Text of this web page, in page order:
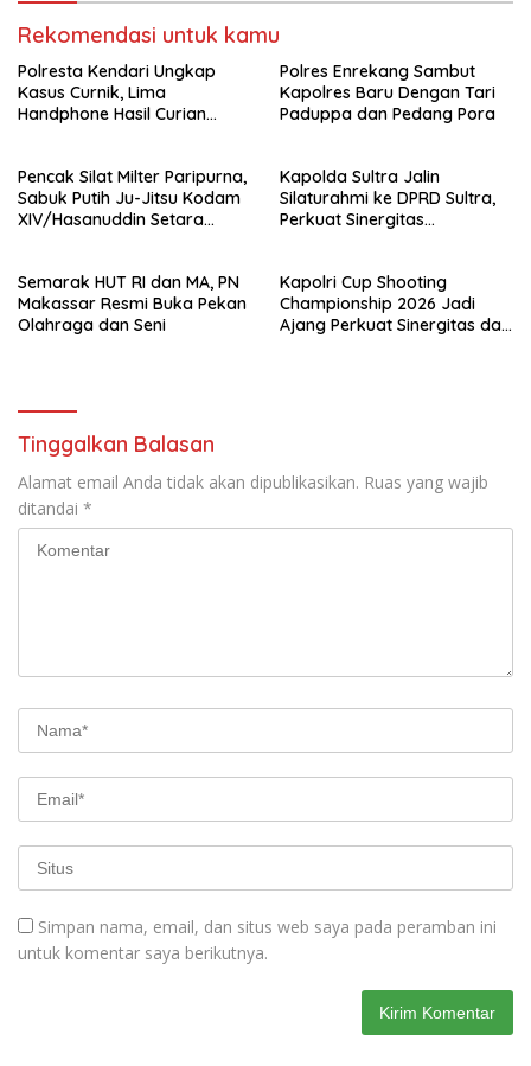
Rekomendasi untuk kamu
Polresta Kendari Ungkap
Kasus Curnik, Lima
Handphone Hasil Curian
Polres Enrekang Sambut
Kapolres Baru Dengan Tari
Paduppa dan Pedang Pora
Pencak Silat Milter Paripurna,
Sabuk Putih Ju-Jitsu Kodam
XIV/Hasanuddin Setara
Kapolda Sultra Jalin
Silaturahmi ke DPRD Sultra,
Perkuat Sinergitas
Semarak HUT RI dan MA, PN
Makassar Resmi Buka Pekan
Olahraga dan Seni
Kapolri Cup Shooting
Championship 2026 Jadi
Ajang Perkuat Sinergitas dan
Tinggalkan Balasan
Alamat email Anda tidak akan dipublikasikan. Ruas yang wajib
ditandai *
Simpan nama, email, dan situs web saya pada peramban ini
untuk komentar saya berikutnya.